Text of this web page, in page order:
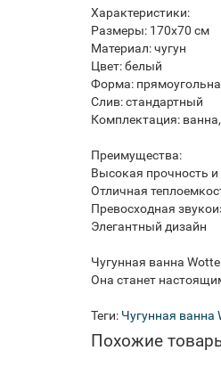
Характеристики:
Размеры: 170x70 см
Материал: чугун
Цвет: белый
Форма:
Слив: стандартный
Комплектация:
Преимущества:
Высокая прочность и
Отличная
Превосходная
Элегантный дизайн
Чугунная ванна
Она станет
Теги: Чугунная ванна
Похожие